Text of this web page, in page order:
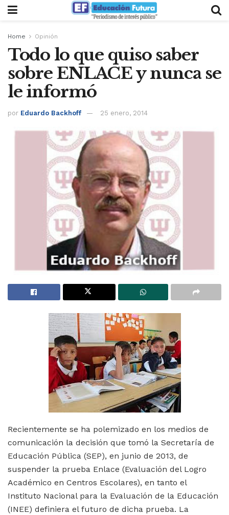
Home Opinión
Todo lo que quiso saber
sobre ENLACE y nunca se
le informó
por Eduardo Backhoff 25 enero, 2014
Recientemente se ha polemizado en los medios de
comunicación la decisión que tomó la Secretaría de
Educación Pública (SEP), en junio de 2013, de
suspender la prueba Enlace (Evaluación del Logro
Académico en Centros Escolares), en tanto el
Instituto Nacional para la Evaluación de la Educación
(INEE) definiera el futuro de dicha prueba. La